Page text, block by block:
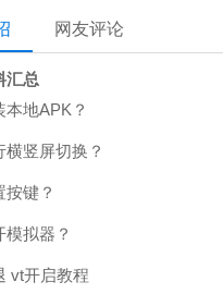
网友评论
汇总
本地APK？
横竖屏切换？
按键？
模拟器？
vt开启教程